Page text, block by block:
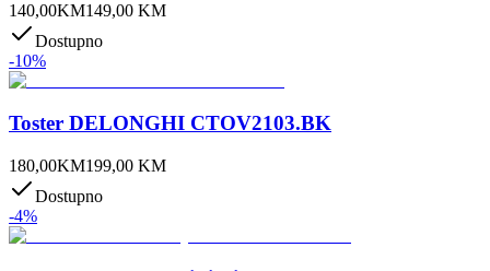
140,00KM149,00 KM
Dostupno
-10%
Toster DELONGHI CTOV2103.BK
180,00KM199,00 KM
Dostupno
-4%